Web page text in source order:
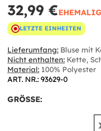
32,99 €
LETZTE EINHEITEN
Lieferumfang: Bluse mit
Nicht enthalten: Kette,
Material: 100% Polyester
ART. NR.: 93629-0
GRÖSSE: